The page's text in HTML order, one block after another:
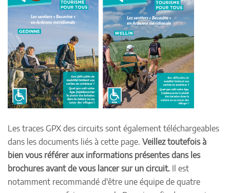
Les traces GPX des circuits sont également téléchargeables
dans les documents liés à cette page. Veillez toutefois à
bien vous référer aux informations présentes dans les
brochures avant de vous lancer sur un circuit. Il est
notamment recommandé d'être une équipe de quatre